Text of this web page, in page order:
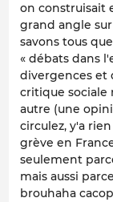
on construisait
grand angle
savons tous
« débats dans
divergences et
critique sociale
autre (une
circulez, y'a
grève en
seulement
mais aussi
brouhaha